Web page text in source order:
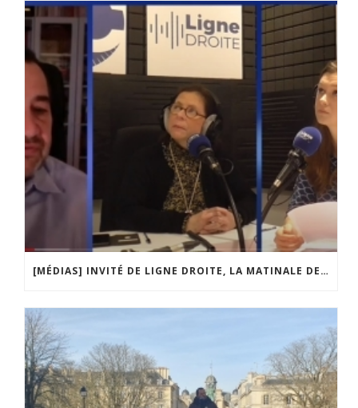
[MÉDIAS] INVITÉ DE LIGNE DROITE, LA MATINALE DE RADIO COURTOISIE